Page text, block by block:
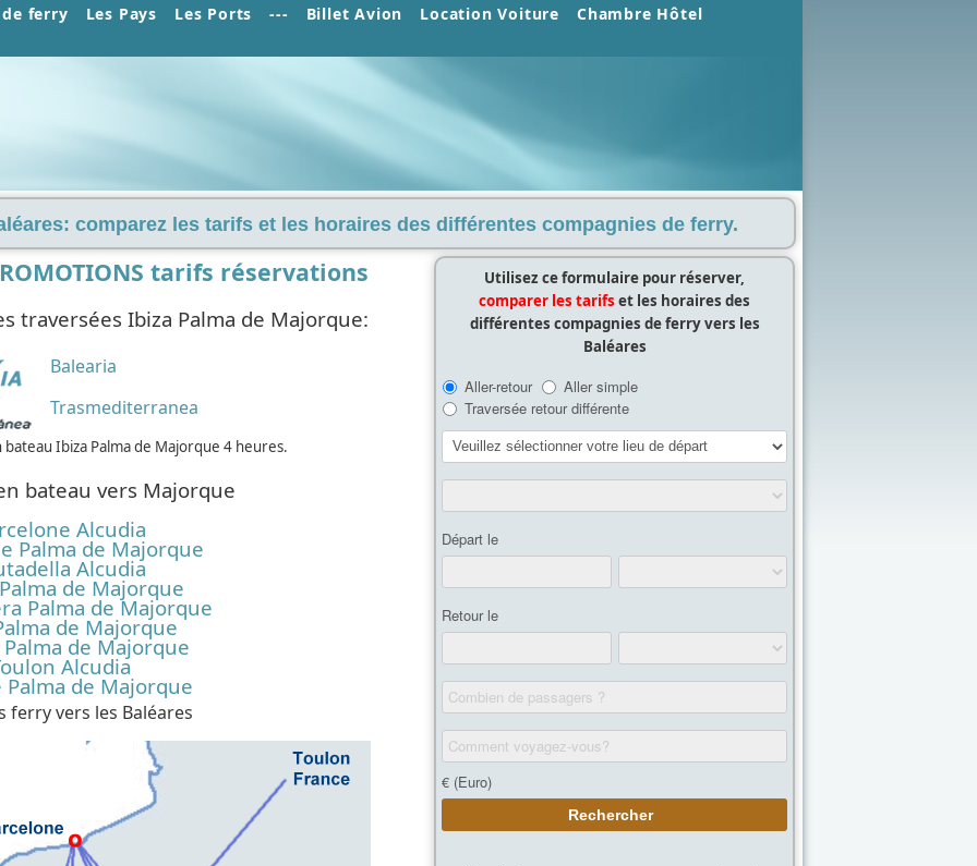
ferry Les Pays Les Ports --- Billet Avion Location Voiture Chambre Hôtel
comparez les tarifs et les horaires des différentes compagnies de ferry.
tarifs réservations
traversées Ibiza Palma de Majorque:
Balearia
Trasmediterranea
Ibiza Palma de Majorque 4 heures.
bateau vers Majorque
Alcudia
Palma de Majorque
Alcudia
de Majorque
Palma de Majorque
de Majorque
de Majorque
Alcudia
Palma de Majorque
ferry vers les Baléares
Utilisez ce formulaire pour réserver,
comparer les tarifs et les horaires des
différentes compagnies de ferry vers les
Baléares